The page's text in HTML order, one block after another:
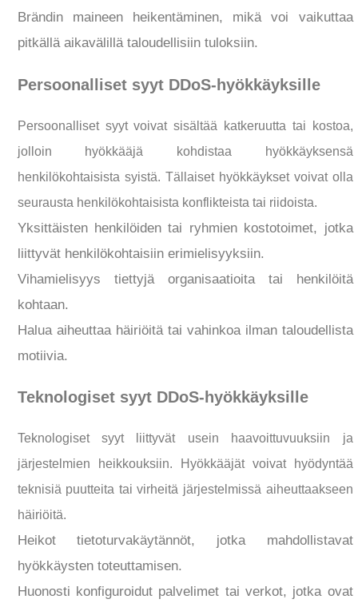
Brändin maineen heikentäminen, mikä voi vaikuttaa
pitkällä aikavälillä taloudellisiin tuloksiin.
Persoonalliset syyt DDoS-hyökkäyksille
Persoonalliset syyt voivat sisältää katkeruutta tai kostoa,
jolloin hyökkääjä kohdistaa hyökkäyksensä
henkilökohtaisista syistä. Tällaiset hyökkäykset voivat olla
seurausta henkilökohtaisista konflikteista tai riidoista.
Yksittäisten henkilöiden tai ryhmien kostotoimet, jotka
liittyvät henkilökohtaisiin erimielisyyksiin.
Vihamielisyys tiettyjä organisaatioita tai henkilöitä
kohtaan.
Halua aiheuttaa häiriöitä tai vahinkoa ilman taloudellista
motiivia.
Teknologiset syyt DDoS-hyökkäyksille
Teknologiset syyt liittyvät usein haavoittuvuuksiin ja
järjestelmien heikkouksiin. Hyökkääjät voivat hyödyntää
teknisiä puutteita tai virheitä järjestelmissä aiheuttaakseen
häiriöitä.
Heikot tietoturvakäytännöt, jotka mahdollistavat
hyökkäysten toteuttamisen.
Huonosti konfiguroidut palvelimet tai verkot, jotka ovat